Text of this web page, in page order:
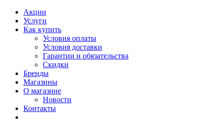
Акции
Услуги
Как купить
Условия оплаты
Условия доставки
Гарантии и обязательства
Скидки
Бренды
Магазины
О магазине
Новости
Контакты